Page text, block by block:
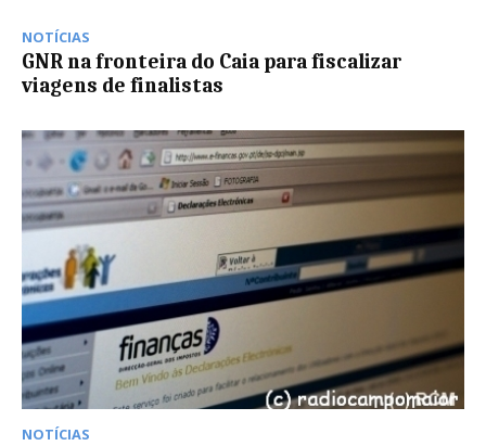
NOTÍCIAS
GNR na fronteira do Caia para fiscalizar
viagens de finalistas
NOTÍCIAS